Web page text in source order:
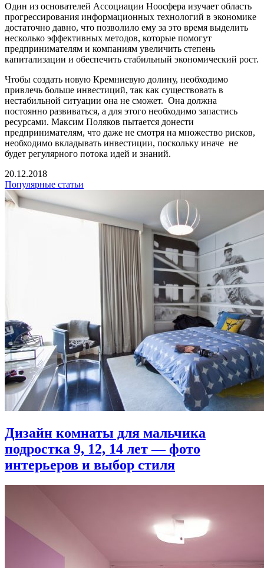
Один из основателей Ассоциации Ноосфера изучает область
прогрессирования информационных технологий в экономике
достаточно давно, что позволило ему за это время выделить
несколько эффективных методов, которые помогут
предпринимателям и компаниям увеличить степень
капитализации и обеспечить стабильный экономический рост.
Чтобы создать новую Кремниевую долину, необходимо
привлечь больше инвестиций, так как существовать в
нестабильной ситуации она не сможет. Она должна
постоянно развиваться, а для этого необходимо запастись
ресурсами. Максим Поляков пытается донести
предпринимателям, что даже не смотря на множество рисков,
необходимо вкладывать инвестиции, поскольку иначе не
будет регулярного потока идей и знаний.
20.12.2018
Популярные статьи
Дизайн комнаты для мальчика
подростка 9, 12, 14 лет — фото
интерьеров и выбор стиля